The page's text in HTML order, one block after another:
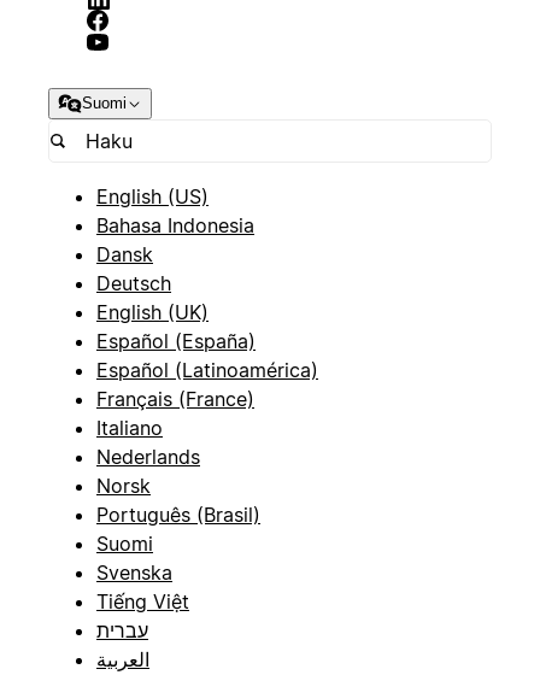
Suomi
English (US)
Bahasa Indonesia
Dansk
Deutsch
English (UK)
Español (España)
Español (Latinoamérica)
Français (France)
Italiano
Nederlands
Norsk
Português (Brasil)
Suomi
Svenska
Tiếng Việt
עברית
العربية